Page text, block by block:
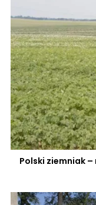
Polski ziemniak